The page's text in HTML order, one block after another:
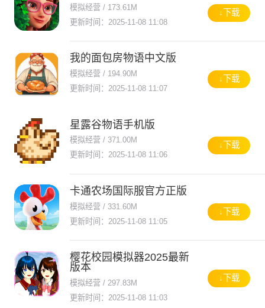
模拟经营 / 173.61M
更新时间：2025-11-08 11:08
↓下载
我的面包房物语中文版
模拟经营 / 194.90M
更新时间：2025-11-08 11:07
↓下载
星露谷物语手机版
模拟经营 / 371.00M
更新时间：2025-11-08 11:06
↓下载
卡通农场国际服官方正版
模拟经营 / 331.60M
更新时间：2025-11-08 11:05
↓下载
樱花校园模拟器2025最新
版本
模拟经营 / 297.83M
更新时间：2025-11-08 11:03
↓下载